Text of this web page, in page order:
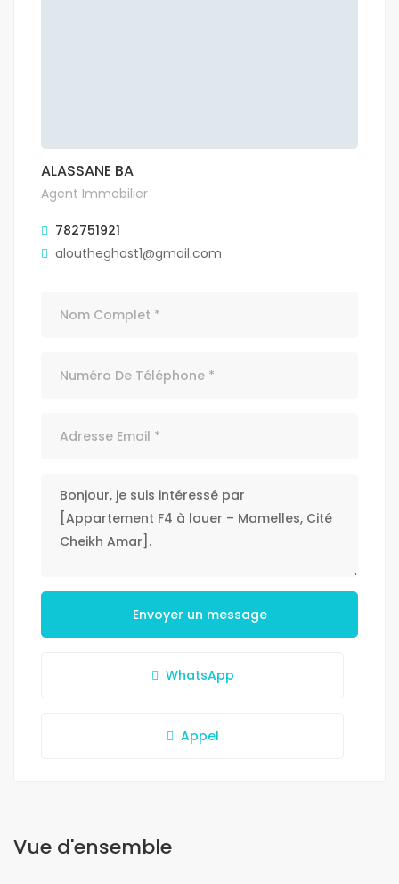
ALASSANE BA
Agent Immobilier
782751921
aloutheghost1@gmail.com
Envoyer un message
WhatsApp
Appel
Vue d'ensemble